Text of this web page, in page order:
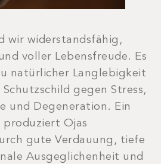
wir widerstandsfähig,
voller Lebensfreude. Es
natürlicher Langlebigkeit
gegen Stress,
und Degeneration. Ein
produziert Ojas
gute Verdauung, tiefe
Ausgeglichenheit und